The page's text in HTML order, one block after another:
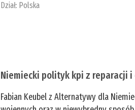
Dział: Polska
Niemiecki polityk kpi z reparacji i
Fabian Keubel z Alternatywy dla